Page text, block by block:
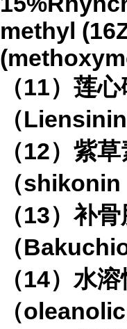
methyl
（11）莲
（
（12）紫
（shikonin
（13）补
（
（14）水
（